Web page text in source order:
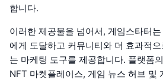
합니다.
이러한 제공물을 넘어서, 게임스타터
에게 도달하고 커뮤니티와 더 효과적
는 마케팅 도구를 제공합니다. 플랫폼
NFT 마켓플레이스, 게임 뉴스 허브 및